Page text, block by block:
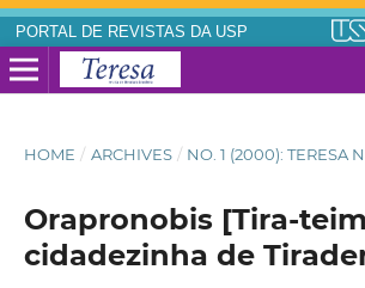
PORTAL DE REVISTAS DA USP
HOME / ARCHIVES / NO. 1 (2000): TERESA
Orapronobis [Tira-
cidadezinha de